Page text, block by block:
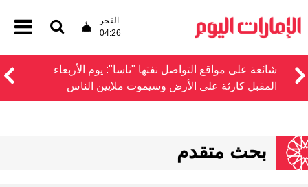
الفجر
04:26
شائعة على مواقع التواصل نفتها "ناسا": يوم الأربعاء
المقبل كارثة على الأرض وسيموت ملايين الناس
بحث متقدم